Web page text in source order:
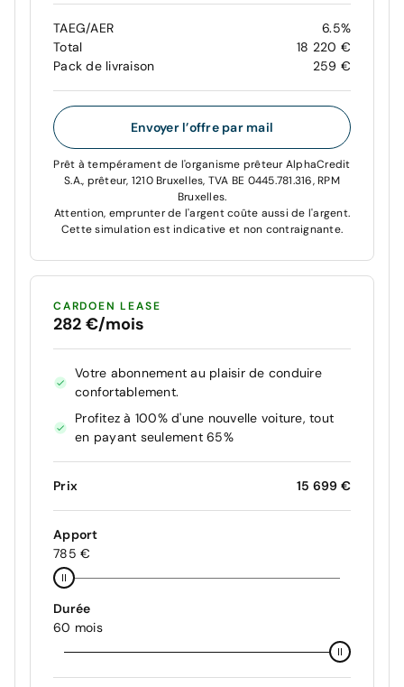
TAEG/AER
6.5%
Total
18 220 €
Pack de livraison
259 €
Envoyer l’offre par mail
Prêt à tempérament de l'organisme prêteur AlphaCredit
S.A., prêteur, 1210 Bruxelles, TVA BE 0445.781.316, RPM
Bruxelles.
Attention, emprunter de l'argent coûte aussi de l'argent.
Cette simulation est indicative et non contraignante.
CARDOEN LEASE
282 €/mois
Votre abonnement au plaisir de conduire
confortablement.
Profitez à 100% d'une nouvelle voiture, tout
en payant seulement 65%
Prix 15 699 €
Apport
785 €
Durée
60 mois